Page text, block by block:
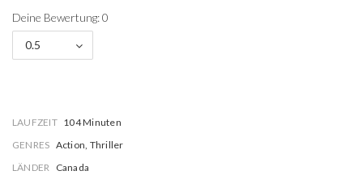
Deine Bewertung: 0
0.5
LAUFZEIT 104 Minuten
GENRES Action, Thriller
LÄNDER Canada